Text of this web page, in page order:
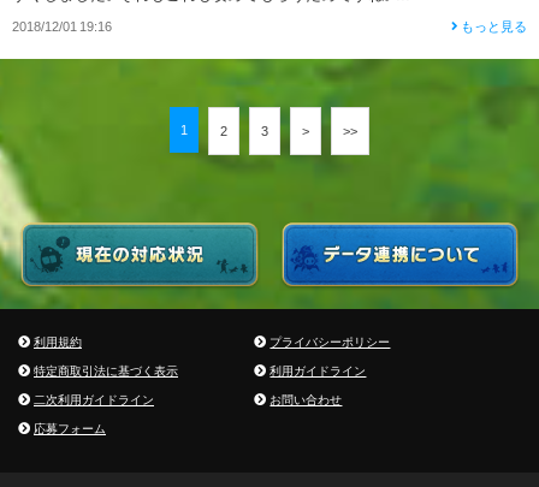
2018/12/01 19:16 もっと見る
1 2 3 > >>
利用規約
プライバシーポリシー
特定商取引法に基づく表示
利用ガイドライン
二次利用ガイドライン
お問い合わせ
応募フォーム